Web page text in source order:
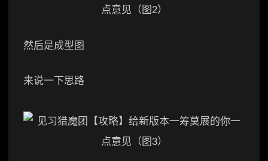
然后是成型图
来说一下思路